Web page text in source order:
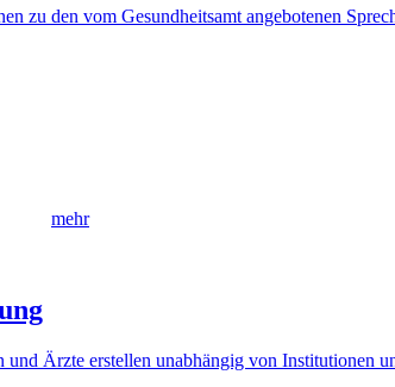
zu den vom Gesundheitsamt angebotenen
mehr
Ärzte erstellen unabhängig von Institutionen